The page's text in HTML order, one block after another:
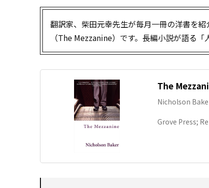
翻訳家、柴田元幸先生が毎月一冊の洋書を
（The Mezzanine）です。長編小説が語る「
The
Nicholson
Grove Press;